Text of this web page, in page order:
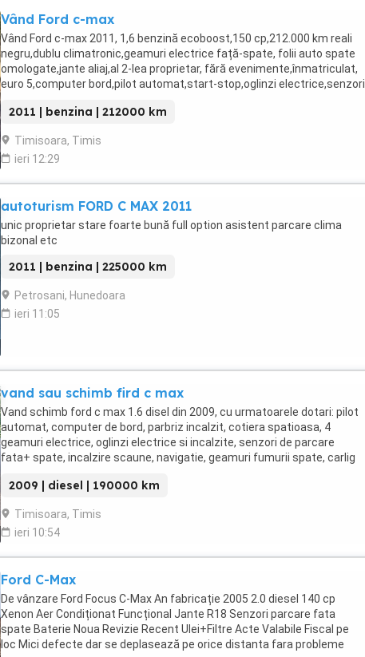
Vând Ford c-max
Vând Ford c-max 2011, 1,6 benzină ecoboost,150 cp,212.000 km reali
negru,dublu climatronic,geamuri electrice față-spate, folii auto spate
omologate,jante aliaj,al 2-lea proprietar, fără evenimente,înmatriculat,
euro 5,computer bord,pilot automat,start-stop,oglinzi electrice,senzori
2011 | benzina | 212000 km
Timisoara, Timis
ieri 12:29
autoturism FORD C MAX 2011
unic proprietar stare foarte bună full option asistent parcare clima
bizonal etc
2011 | benzina | 225000 km
Petrosani, Hunedoara
ieri 11:05
vand sau schimb fird c max
Vand schimb ford c max 1.6 disel din 2009, cu urmatoarele dotari: pilot
automat, computer de bord, parbriz incalzit, cotiera spatioasa, 4
geamuri electrice, oglinzi electrice si incalzite, senzori de parcare
fata+ spate, incalzire scaune, navigatie, geamuri fumurii spate, carlig
2009 | diesel | 190000 km
Timisoara, Timis
ieri 10:54
Ford C-Max
De vânzare Ford Focus C-Max An fabricație 2005 2.0 diesel 140 cp
Xenon Aer Condiționat Funcțional Jante R18 Senzori parcare fata
spate Baterie Noua Revizie Recent Ulei+Filtre Acte Valabile Fiscal pe
loc Mici defecte dar se deplasează pe orice distanta fara probleme